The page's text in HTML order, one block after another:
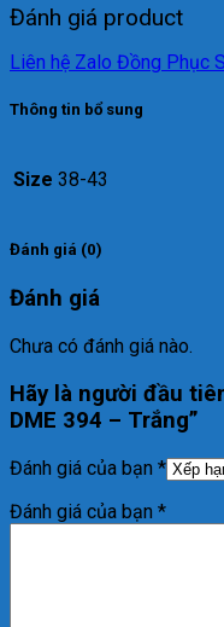
Đánh giá product
Liên hệ Zalo Đồng Phục
Thông tin bổ sung
Size 38-43
Đánh giá (0)
Đánh giá
Chưa có đánh giá nào.
Hãy là người đầu
DME 394 – Trắng”
Đánh giá của bạn *
Đánh giá của bạn *